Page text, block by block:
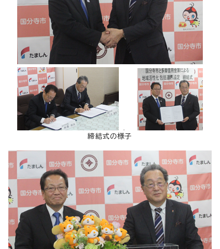
締結式の様子